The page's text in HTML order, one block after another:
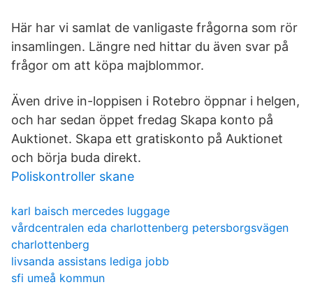
Här har vi samlat de vanligaste frågorna som rör
insamlingen. Längre ned hittar du även svar på
frågor om att köpa majblommor.
Även drive in-loppisen i Rotebro öppnar i helgen,
och har sedan öppet fredag Skapa konto på
Auktionet. Skapa ett gratiskonto på Auktionet
och börja buda direkt.
Poliskontroller skane
karl baisch mercedes luggage
vårdcentralen eda charlottenberg petersborgsvägen
charlottenberg
livsanda assistans lediga jobb
sfi umeå kommun